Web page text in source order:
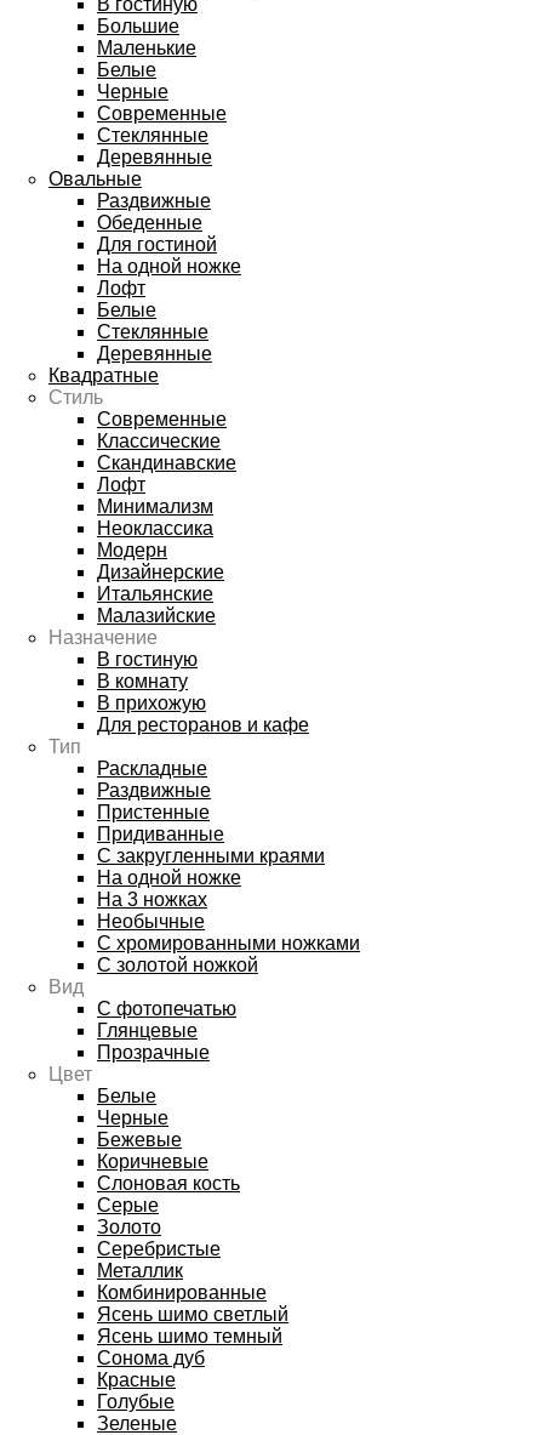
Большие
Маленькие
Белые
Черные
Современные
Стеклянные
Деревянные
Овальные
Раздвижные
Обеденные
Для гостиной
На одной ножке
Лофт
Белые
Стеклянные
Деревянные
Квадратные
Стиль
Современные
Классические
Скандинавские
Лофт
Минимализм
Неоклассика
Модерн
Дизайнерские
Итальянские
Малазийские
Назначение
В гостиную
В комнату
В прихожую
Для ресторанов и кафе
Тип
Раскладные
Раздвижные
Пристенные
Придиванные
С закругленными краями
На одной ножке
На 3 ножках
Необычные
С хромированными ножками
С золотой ножкой
Вид
С фотопечатью
Глянцевые
Прозрачные
Цвет
Белые
Черные
Бежевые
Коричневые
Слоновая кость
Серые
Золото
Серебристые
Металлик
Комбинированные
Ясень шимо светлый
Ясень шимо темный
Сонома дуб
Красные
Голубые
Зеленые